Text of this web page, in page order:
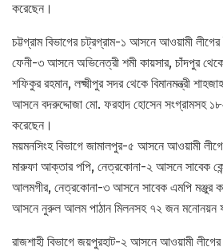
করেছেন।
চট্টগ্রাম বিভাগের চট্রগ্রাম-১ আসনে আওয়ামী লীগের
ফেনী-৩ আসনে অভিনেত্রী শমী কায়সার, চাঁদপুর
শফিকুর রহমান, লক্ষ্মীপুর সদর থেকে বিমানমন্ত্রী
আসনে বদরুদ্দোজা মো. ফরহাদ হোসেন সংগ্রামসহ
করেছেন।
ময়মনসিংহ বিভাগে জামালপুর-৫ আসনে আওয়ামী
মারুফা আক্তার পপি, নেত্রকোনা-২ আসনে সাবেক
আলমগীর, নেত্রকোনা-৩ আসনে সাবেক এমপি মঞ্জুর
আসনে নুরুল আলম পাঠান মিলনসহ ৭২ জন মনোনয়ন
রাজশাহী বিভাগে জয়পুরহাট-২ আসনে আওয়ামী